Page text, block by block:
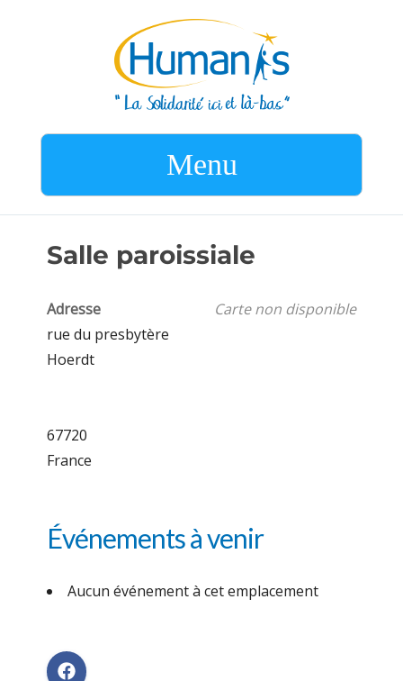
Menu
Salle paroissiale
Carte non disponible
Adresse
rue du presbytère
Hoerdt
67720
France
Événements à venir
Aucun événement à cet emplacement